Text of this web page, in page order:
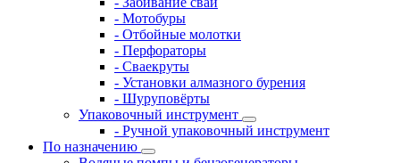
- Мотобуры
- Отбойные молотки
- Перфораторы
- Сваекруты
- Установки алмазного бурения
- Шуруповёрты
Упаковочный инструмент
- Ручной упаковочный инструмент
По назначению